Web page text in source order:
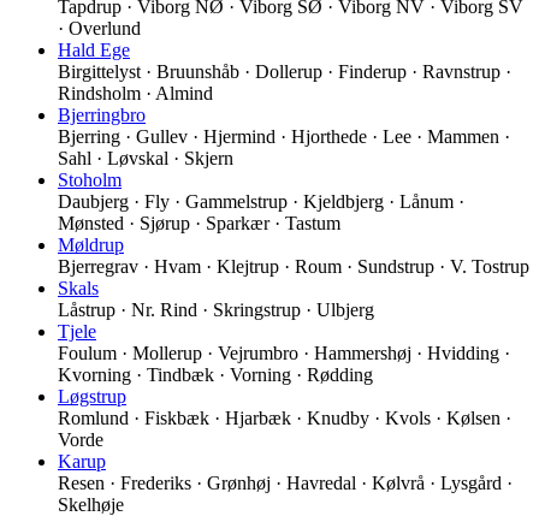
Tapdrup · Viborg NØ · Viborg SØ · Viborg NV · Viborg SV
· Overlund
Hald Ege
Birgittelyst · Bruunshåb · Dollerup · Finderup · Ravnstrup ·
Rindsholm · Almind
Bjerringbro
Bjerring · Gullev · Hjermind · Hjorthede · Lee · Mammen ·
Sahl · Løvskal · Skjern
Stoholm
Daubjerg · Fly · Gammelstrup · Kjeldbjerg · Lånum ·
Mønsted · Sjørup · Sparkær · Tastum
Møldrup
Bjerregrav · Hvam · Klejtrup · Roum · Sundstrup · V. Tostrup
Skals
Låstrup · Nr. Rind · Skringstrup · Ulbjerg
Tjele
Foulum · Mollerup · Vejrumbro · Hammershøj · Hvidding ·
Kvorning · Tindbæk · Vorning · Rødding
Løgstrup
Romlund · Fiskbæk · Hjarbæk · Knudby · Kvols · Kølsen ·
Vorde
Karup
Resen · Frederiks · Grønhøj · Havredal · Kølvrå · Lysgård ·
Skelhøje